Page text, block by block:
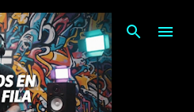
al contenido principal